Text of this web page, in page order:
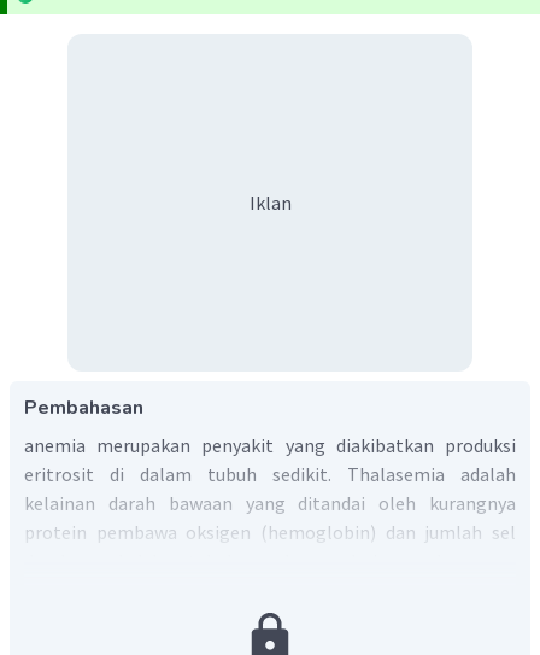
Iklan
Pembahasan
anemia merupakan penyakit yang diakibatkan produksi
eritrosit di dalam tubuh sedikit. Thalasemia adalah
kelainan darah bawaan yang ditandai oleh kurangnya
protein pembawa oksigen (hemoglobin) dan jumlah sel
Dengan demikian, Jawaban yang tepat adalah